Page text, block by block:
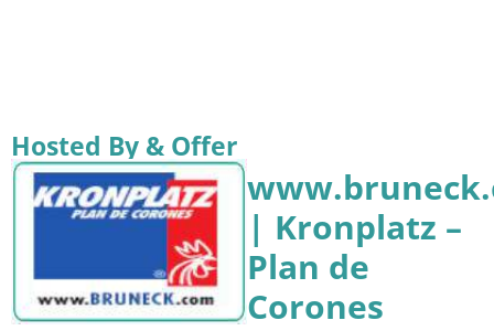
Hosted By & Offer
| Kronplatz –
Plan de
Corones